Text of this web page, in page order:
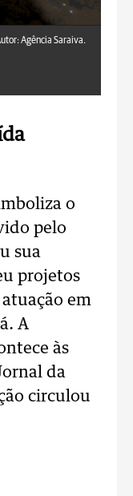
Agência Saraiva.
o
pelo
sua
projetos
em
A
às
da
circulou